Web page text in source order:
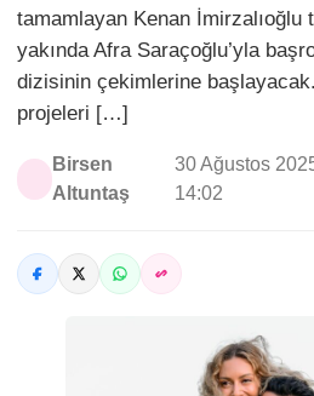
tamamlayan Kenan İmirzalıoğlu
yakında Afra Saraçoğlu’yla
dizisinin çekimlerine
projeleri […]
Birsen
Altuntaş
30 Ağustos
14:02